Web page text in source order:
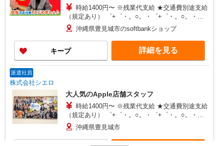
時給1400円〜 ※残業代支給 ★交通費別途支給
（規定あり） ゜+゜・。○。・゜+゜・。○。・゜
+゜ 入社祝い金10万円支給(規定有) お友達を紹介
頂くと, インセンティブ支給(規定有) ★月2回払
い・週払い可能（規程有）★ ゜・。○。・゜
+゜・。○。・゜+゜
沖縄県豊見城市のsoftbankショップ
キープ 詳細を見る
派遣社員
株式会社シエロ
大人気のApple店舗スタッフ
時給1400円〜 ※残業代支給 ★交通費別途支給
（規定あり） ゜+゜・。○。・゜+゜・。○。・゜
+゜ 入社祝い金10万円支給(規定有) お友達を紹介
頂くと, インセンティブ支給(規定有) ★月2回払
い・週払い可能（規程有）★ ゜・。○。・゜
沖縄県豊見城市